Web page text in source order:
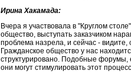
Ирина Хакамада:
Вчера я участвовала в "Круглом
общество, выступать заказчиком
проблема назрела, и сейчас - видите,
Гражданское общество у нас
структурировано. Подобные форумы,
они могут стимулировать этот процесс.